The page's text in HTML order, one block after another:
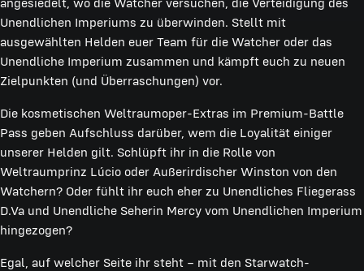
Unendlichen Imperiums zu überwinden. Stellt mit
ausgewählten Helden euer Team für die Watcher oder das
Unendliche Imperium zusammen und kämpft euch zu neuen
Zielpunkten (und Überraschungen) vor.
Die kosmetischen Weltraumoper-Extras im Premium-Battle
Pass geben Aufschluss darüber, wem die Loyalität einiger
unserer Helden gilt. Schlüpft ihr in die Rolle von
Weltraumprinz Lúcio oder Außerirdischer Winston von den
Watchern? Oder fühlt ihr euch eher zu Unendliches Fliegerass
D.Va und Unendliche Seherin Mercy vom Unendlichen Imperium
hingezogen?
Egal, auf welcher Seite ihr steht – mit den Starwatch-